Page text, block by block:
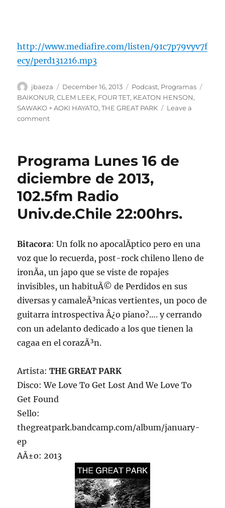
http://www.mediafire.com/listen/91c7p79vyv7f
ecy/perd131216.mp3
Author
jbaeza
Posted
on
December 16, 2013 Categories
Podcast, Programas
BAIKONUR,CLEM LEEK, FOUR TET, KEATON HENSON,
SAWAKO + AOKI HAYATO,THE GREAT PARK
Leave a
commenton
de
diciembre
Programa Lunes 16 de
diciembre de 2013,
102.5fm Radio
Univ.de.Chile 22:00hrs.
Bitacora: Un folk no apocalÃ­ptico pero en una
voz que lo recuerda, post-rock chileno lleno de
ironÃ­a, un japo que se viste de ropajes
invisibles, un habituÃ© de Perdidos en sus
diversas y camaleÃ³nicas vertientes, un poco de
guitarra introspectiva Â¿o piano?…. y cerrando
con un adelanto dedicado a los que tienen la
cagaa en el corazÃ³n.
Artista:THE GREAT PARK
Disco: We Love To Get Lost And We Love To
Get Found
Sello:
thegreatpark.bandcamp.com/album/january-
ep
AÃ±o: 2013